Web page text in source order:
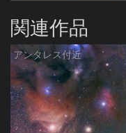
関連作品
アンタレス付近